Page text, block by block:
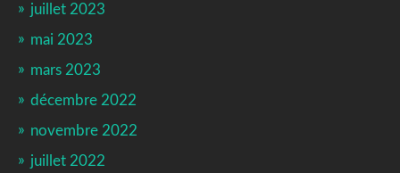
juillet 2023
mai 2023
mars 2023
décembre 2022
novembre 2022
juillet 2022